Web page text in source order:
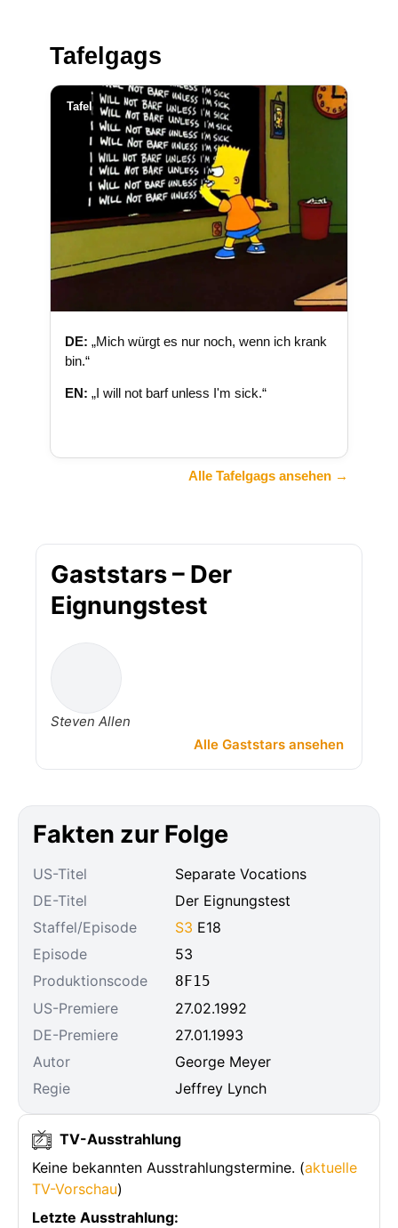
Tafelgags
Tafel
DE: „Mich würgt es nur noch, wenn ich krank
bin.“
EN: „I will not barf unless I'm sick.“
Alle Tafelgags ansehen →
Gaststars – Der
Eignungstest
Steven Allen
Alle Gaststars ansehen
Fakten zur Folge
US-Titel
Separate Vocations
DE-Titel
Der Eignungstest
Staffel/Episode
S3 E18
Episode
53
Produktionscode
8F15
US-Premiere
27.02.1992
DE-Premiere
27.01.1993
Autor
George Meyer
Regie
Jeffrey Lynch
TV-Ausstrahlung
Keine bekannten Ausstrahlungstermine. (aktuelle
TV-Vorschau)
Letzte Ausstrahlung: